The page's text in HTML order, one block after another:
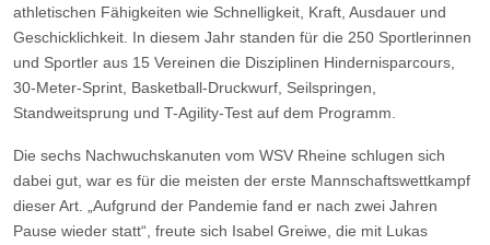
athletischen Fähigkeiten wie Schnelligkeit, Kraft, Ausdauer und
Geschicklichkeit. In diesem Jahr standen für die 250 Sportlerinnen
und Sportler aus 15 Vereinen die Disziplinen Hindernisparcours,
30-Meter-Sprint, Basketball-Druckwurf, Seilspringen,
Standweitsprung und T-Agility-Test auf dem Programm.
Die sechs Nachwuchskanuten vom WSV Rheine schlugen sich
dabei gut, war es für die meisten der erste Mannschaftswettkampf
dieser Art. „Aufgrund der Pandemie fand er nach zwei Jahren
Pause wieder statt“, freute sich Isabel Greiwe, die mit Lukas